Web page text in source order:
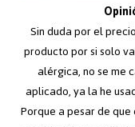
Sin duda por el
producto por si solo
alérgica, no se me
aplicado, ya la he
Porque a pesar de